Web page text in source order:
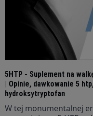
5HTP - Suplement na
| Opinie, dawkowanie 5
hydroksytryptofan
W tej monumentalnej